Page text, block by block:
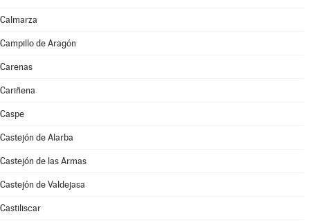
Calmarza
Campillo de Aragón
Carenas
Cariñena
Caspe
Castejón de Alarba
Castejón de las Armas
Castejón de Valdejasa
Castiliscar